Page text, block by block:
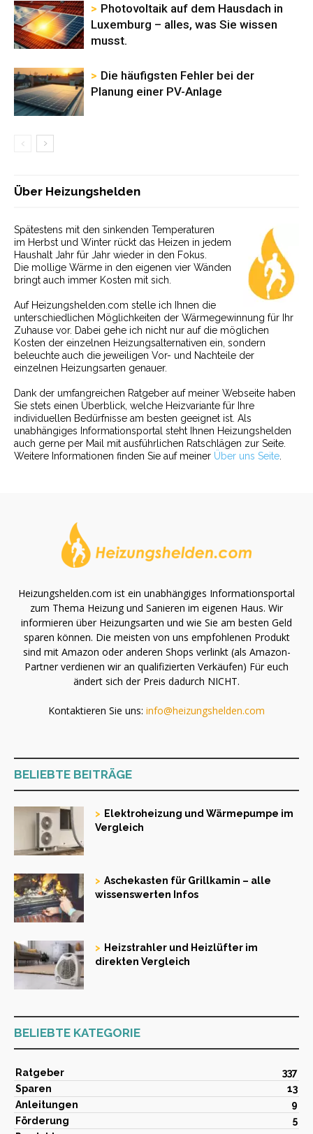
Photovoltaik auf dem Hausdach in
Luxemburg – alles, was Sie wissen
musst.
Die häufigsten Fehler bei der
Planung einer PV-Anlage
Über Heizungshelden
Spätestens mit den sinkenden Temperaturen
im Herbst und Winter rückt das Heizen in jedem
Haushalt Jahr für Jahr wieder in den Fokus.
Die mollige Wärme in den eigenen vier Wänden
bringt auch immer Kosten mit sich.
Auf Heizungshelden.com stelle ich Ihnen die
unterschiedlichen Möglichkeiten der Wärmegewinnung für Ihr
Zuhause vor. Dabei gehe ich nicht nur auf die möglichen
Kosten der einzelnen Heizungsalternativen ein, sondern
beleuchte auch die jeweiligen Vor- und Nachteile der
einzelnen Heizungsarten genauer.
Dank der umfangreichen Ratgeber auf meiner Webseite haben
Sie stets einen Überblick, welche Heizvariante für Ihre
individuellen Bedürfnisse am besten geeignet ist. Als
unabhängiges Informationsportal steht Ihnen Heizungshelden
auch gerne per Mail mit ausführlichen Ratschlägen zur Seite.
Weitere Informationen finden Sie auf meiner Über uns Seite
Heizungshelden.com ist ein unabhängiges Informationsportal
zum Thema Heizung und Sanieren im eigenen Haus. Wir
informieren über Heizungsarten und wie Sie am besten Geld
sparen können. Die meisten von uns empfohlenen Produkt
sind mit Amazon oder anderen Shops verlinkt (als Amazon-
Partner verdienen wir an qualifizierten Verkäufen) Für euch
ändert sich der Preis dadurch NICHT.
Kontaktieren Sie uns: info@heizungshelden.com
BELIEBTE BEITRÄGE
Elektroheizung und Wärmepumpe im
Vergleich
Aschekasten für Grillkamin – alle
wissenswerten Infos
Heizstrahler und Heizlüfter im
direkten Vergleich
BELIEBTE KATEGORIE
Ratgeber
337
Sparen
13
Anleitungen
9
Förderung
5